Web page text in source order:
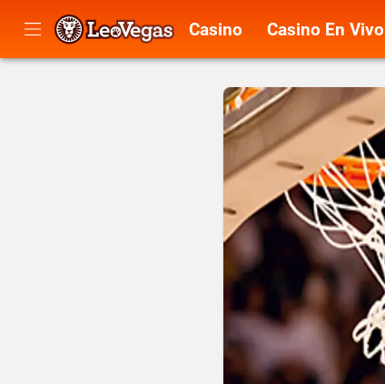
Casino Casino En Vivo